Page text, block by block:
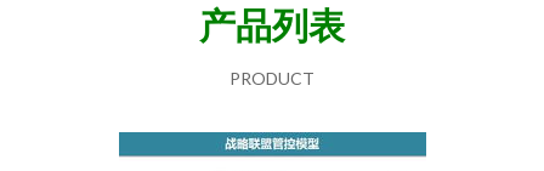
产品列表
PRODUCT